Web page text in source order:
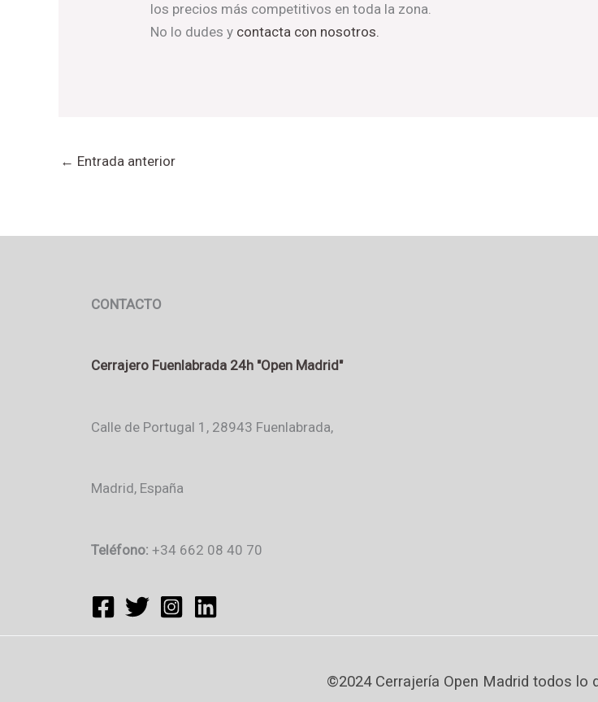
los precios más competitivos en toda la zona.
No lo dudes y contacta con nosotros.
← Entrada anterior
CONTACTO
Cerrajero Fuenlabrada 24h "Open Madrid"
Calle de Portugal 1, 28943 Fuenlabrada,
Madrid, España
Teléfono: +34 662 08 40 70
©2024 Cerrajería Open Madrid todos lo